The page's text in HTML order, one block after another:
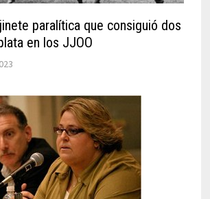
paralítica que consiguió dos
en los JJOO